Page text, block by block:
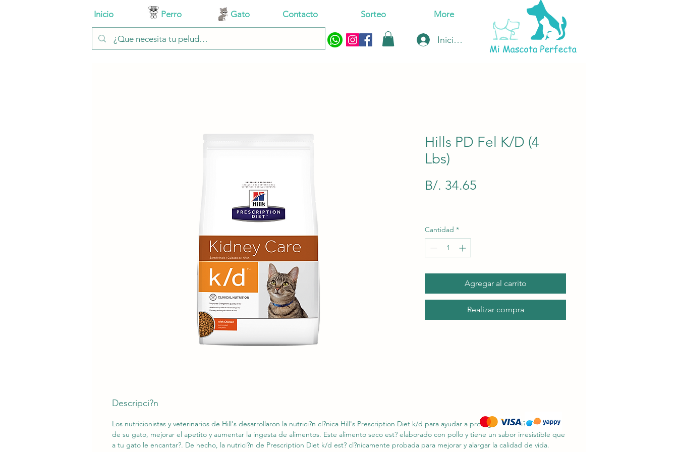
Inicio Perro Gato Contacto Sorteo More
Iniciar sesión
Hills PD Fel K/D (4
Lbs)
B/. 34.65
Cantidad *
Agregar al carrito
Realizar compra
Descripci?n
Los nutricionistas y veterinarios de Hill's desarrollaron la nutrici?n cl?nica Hill's Prescription Diet k/d para ayudar a proteger la funci?n renal vital
de su gato, mejorar el apetito y aumentar la ingesta de alimentos. Este alimento seco est? elaborado con pollo y tiene un sabor irresistible que
a tu gato le encantar?. De hecho, la nutrici?n de Prescription Diet k/d est? cl?nicamente probada para mejorar y alargar la calidad de vida.